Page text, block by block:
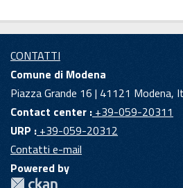
CONTATTI
Comune di Modena
Piazza Grande 16 | 41121 Modena,
Contact center : +39-059-20311
URP : +39-059-20312
Contatti e-mail
Powered by